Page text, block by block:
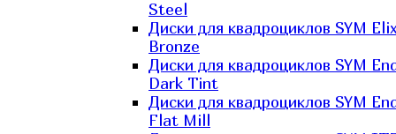
Steel
Диски для квадроциклов SYM
Bronze
Диски для квадроциклов SYM
Dark Tint
Диски для квадроциклов SYM
Flat Mill